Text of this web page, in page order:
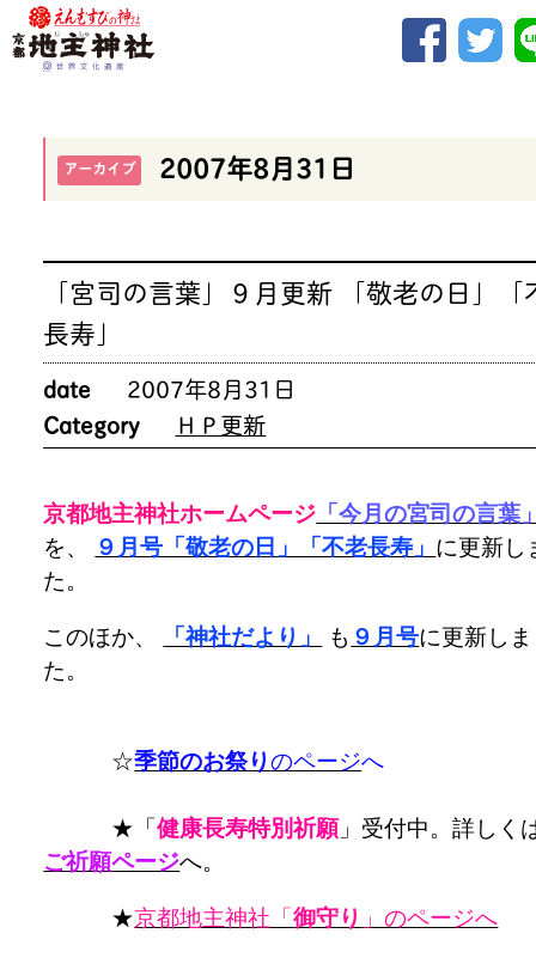
アーカイブ 2007年8月31日
「宮司の言葉」９月更新 「敬老の日」「
長寿」
date
2007年8月31日
Category
ＨＰ更新
京都地主神社ホームページ 「今月の宮司の言葉
を、
９月号「敬老の日」「不老長寿」 に更新し
た。
このほか、 「神社だより」 も ９月号に更新し
た。
☆季節のお祭りのページへ
★「健康長寿特別祈願」受付中。詳しく
ご祈願ページへ。
★京都地主神社「御守り 」のページへ